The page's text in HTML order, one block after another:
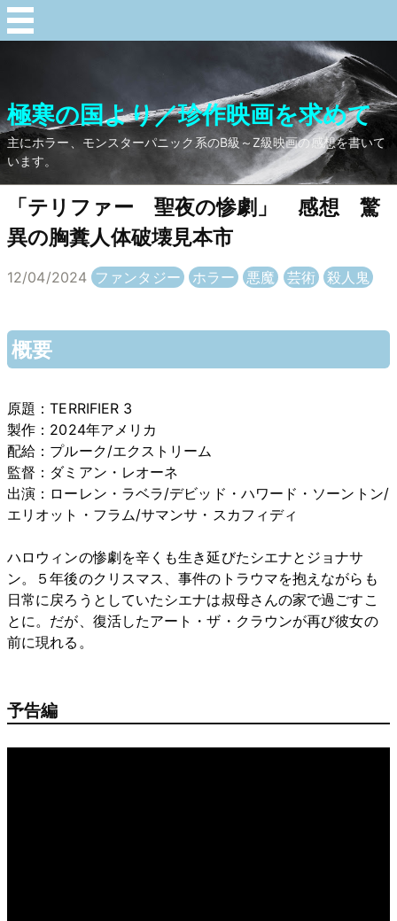
極寒の国より／珍作映画を求めて
主にホラー、モンスターパニック系のB級～Z級映画の感想を書いて
います。
「テリファー 聖夜の惨劇」 感想 驚
異の胸糞人体破壊見本市
12/04/2024 ファンタジー ホラー 悪魔 芸術 殺人鬼
概要
原題：TERRIFIER 3
製作：2024年アメリカ
配給：プルーク/エクストリーム
監督：ダミアン・レオーネ
出演：ローレン・ラベラ/デビッド・ハワード・ソーントン/
エリオット・フラム/サマンサ・スカフィディ
ハロウィンの惨劇を辛くも生き延びたシエナとジョナサ
ン。５年後のクリスマス、事件のトラウマを抱えながらも
日常に戻ろうとしていたシエナは叔母さんの家で過ごすこ
とに。だが、復活したアート・ザ・クラウンが再び彼女の
前に現れる。
予告編